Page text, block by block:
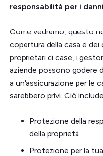
responsabilità per i
Come vedremo, questo
copertura della casa e
proprietari di case, i
aziende possono godere
a un'assicurazione per le
sarebbero privi. Ciò
Protezione della
della proprietà
Protezione per la